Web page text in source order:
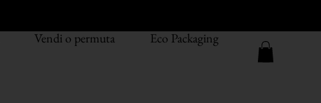
Vendi o permuta Eco Packaging